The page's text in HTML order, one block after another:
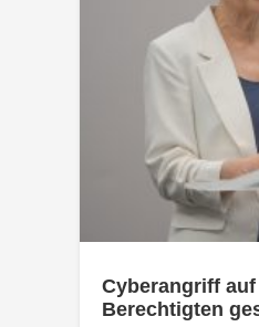
Cyberangriff
Berechtigten